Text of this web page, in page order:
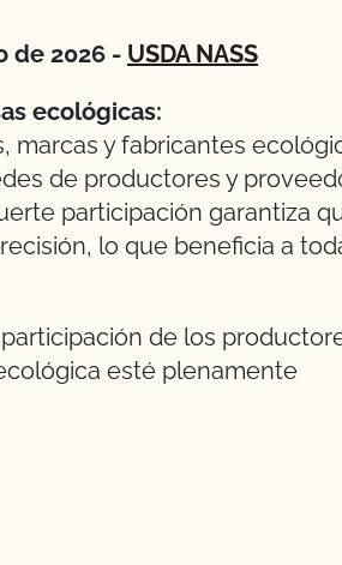
de 2026 - USDA NASS
ecológicas:
marcas y fabricantes
de productores y
participación garantiza
lo que beneficia a
de los
esté plenamente